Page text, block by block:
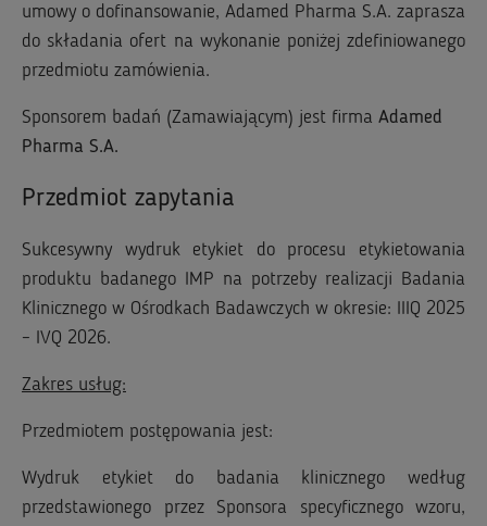
umowy o dofinansowanie, Adamed Pharma S.A. zaprasza
do składania ofert na wykonanie poniżej zdefiniowanego
przedmiotu zamówienia.
Sponsorem badań (Zamawiającym) jest firma Adamed
Pharma S.A.
Przedmiot zapytania
Sukcesywny wydruk etykiet do procesu etykietowania
produktu badanego IMP na potrzeby realizacji Badania
Klinicznego w Ośrodkach Badawczych w okresie: IIIQ 2025
– IVQ 2026.
Zakres usług:
Przedmiotem postępowania jest:
Wydruk etykiet do badania klinicznego według
przedstawionego przez Sponsora specyficznego wzoru,